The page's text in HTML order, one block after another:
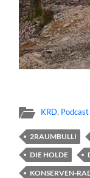
KRD, Podcast
2RAUMBULLI
DIE HOLDE
KONSERVEN-